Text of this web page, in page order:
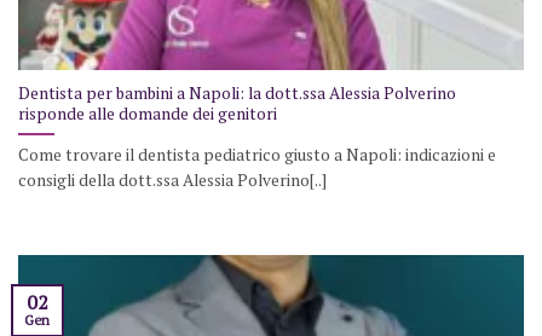
Dentista per bambini a Napoli: la dott.ssa Alessia Polverino
risponde alle domande dei genitori
Come trovare il dentista pediatrico giusto a Napoli: indicazioni e
consigli della dott.ssa Alessia Polverino[..]
02
Gen